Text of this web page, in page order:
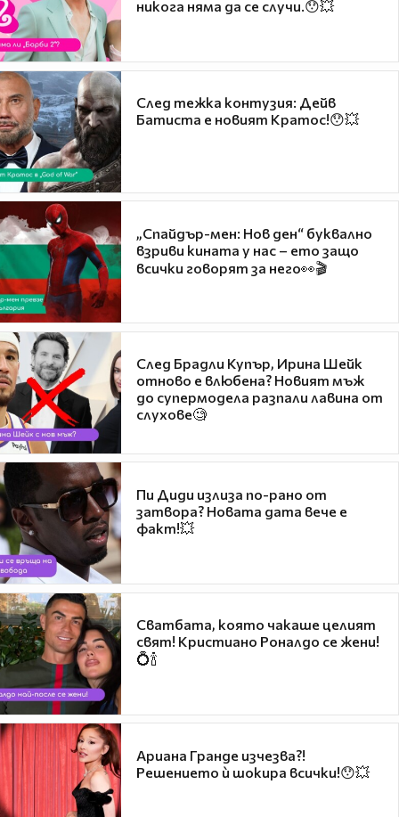
никога няма да се случи.😯💥
След тежка контузия: Дейв
Батиста е новият Кратос!😯💥
„Спайдър-мен: Нов ден“ буквално
взриви кината у нас – ето защо
всички говорят за него👀🎬
След Брадли Купър, Ирина Шейк
отново е влюбена? Новият мъж
до супермодела разпали лавина от
слухове🧐
Пи Диди излиза по-рано от
затвора? Новата дата вече е
факт!💥
Сватбата, която чакаше целият
свят! Кристиано Роналдо се жени!
💍🍾
Ариана Гранде изчезва?!
Решението ѝ шокира всички!😯💥